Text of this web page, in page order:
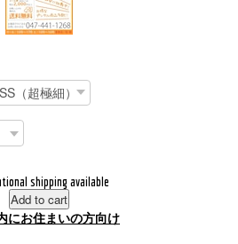
shipping available
Add to cart
にお住まいの方向け